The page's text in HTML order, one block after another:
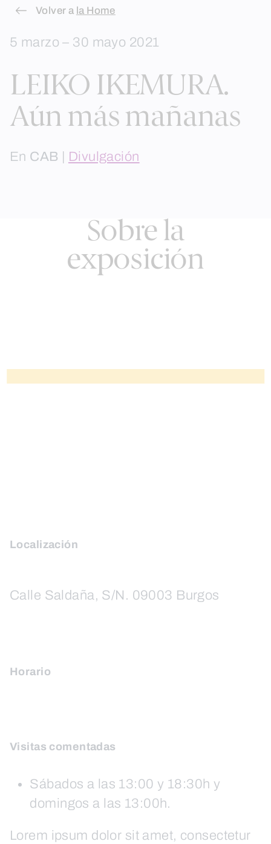
Skip
content
Volver a la Home
5 marzo – 30 mayo 2021
LEIKO IKEMURA.
Aún más mañanas
En CAB Divulgación
Sobre la
exposición
Localización
Calle Saldaña, S/N. 09003 Burgos
Horario
Visitas comentadas
Sábados a las 13:00 y 18:30h y
domingos a las 13:00h.
Lorem ipsum dolor sit amet, consectetur